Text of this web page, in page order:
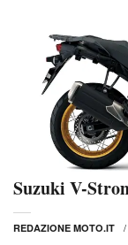
Suzuki V-
REDAZIONE MOTO.IT